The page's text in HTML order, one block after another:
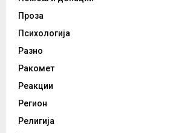
Проза
Психологија
Разно
Ракомет
Реакции
Регион
Религија